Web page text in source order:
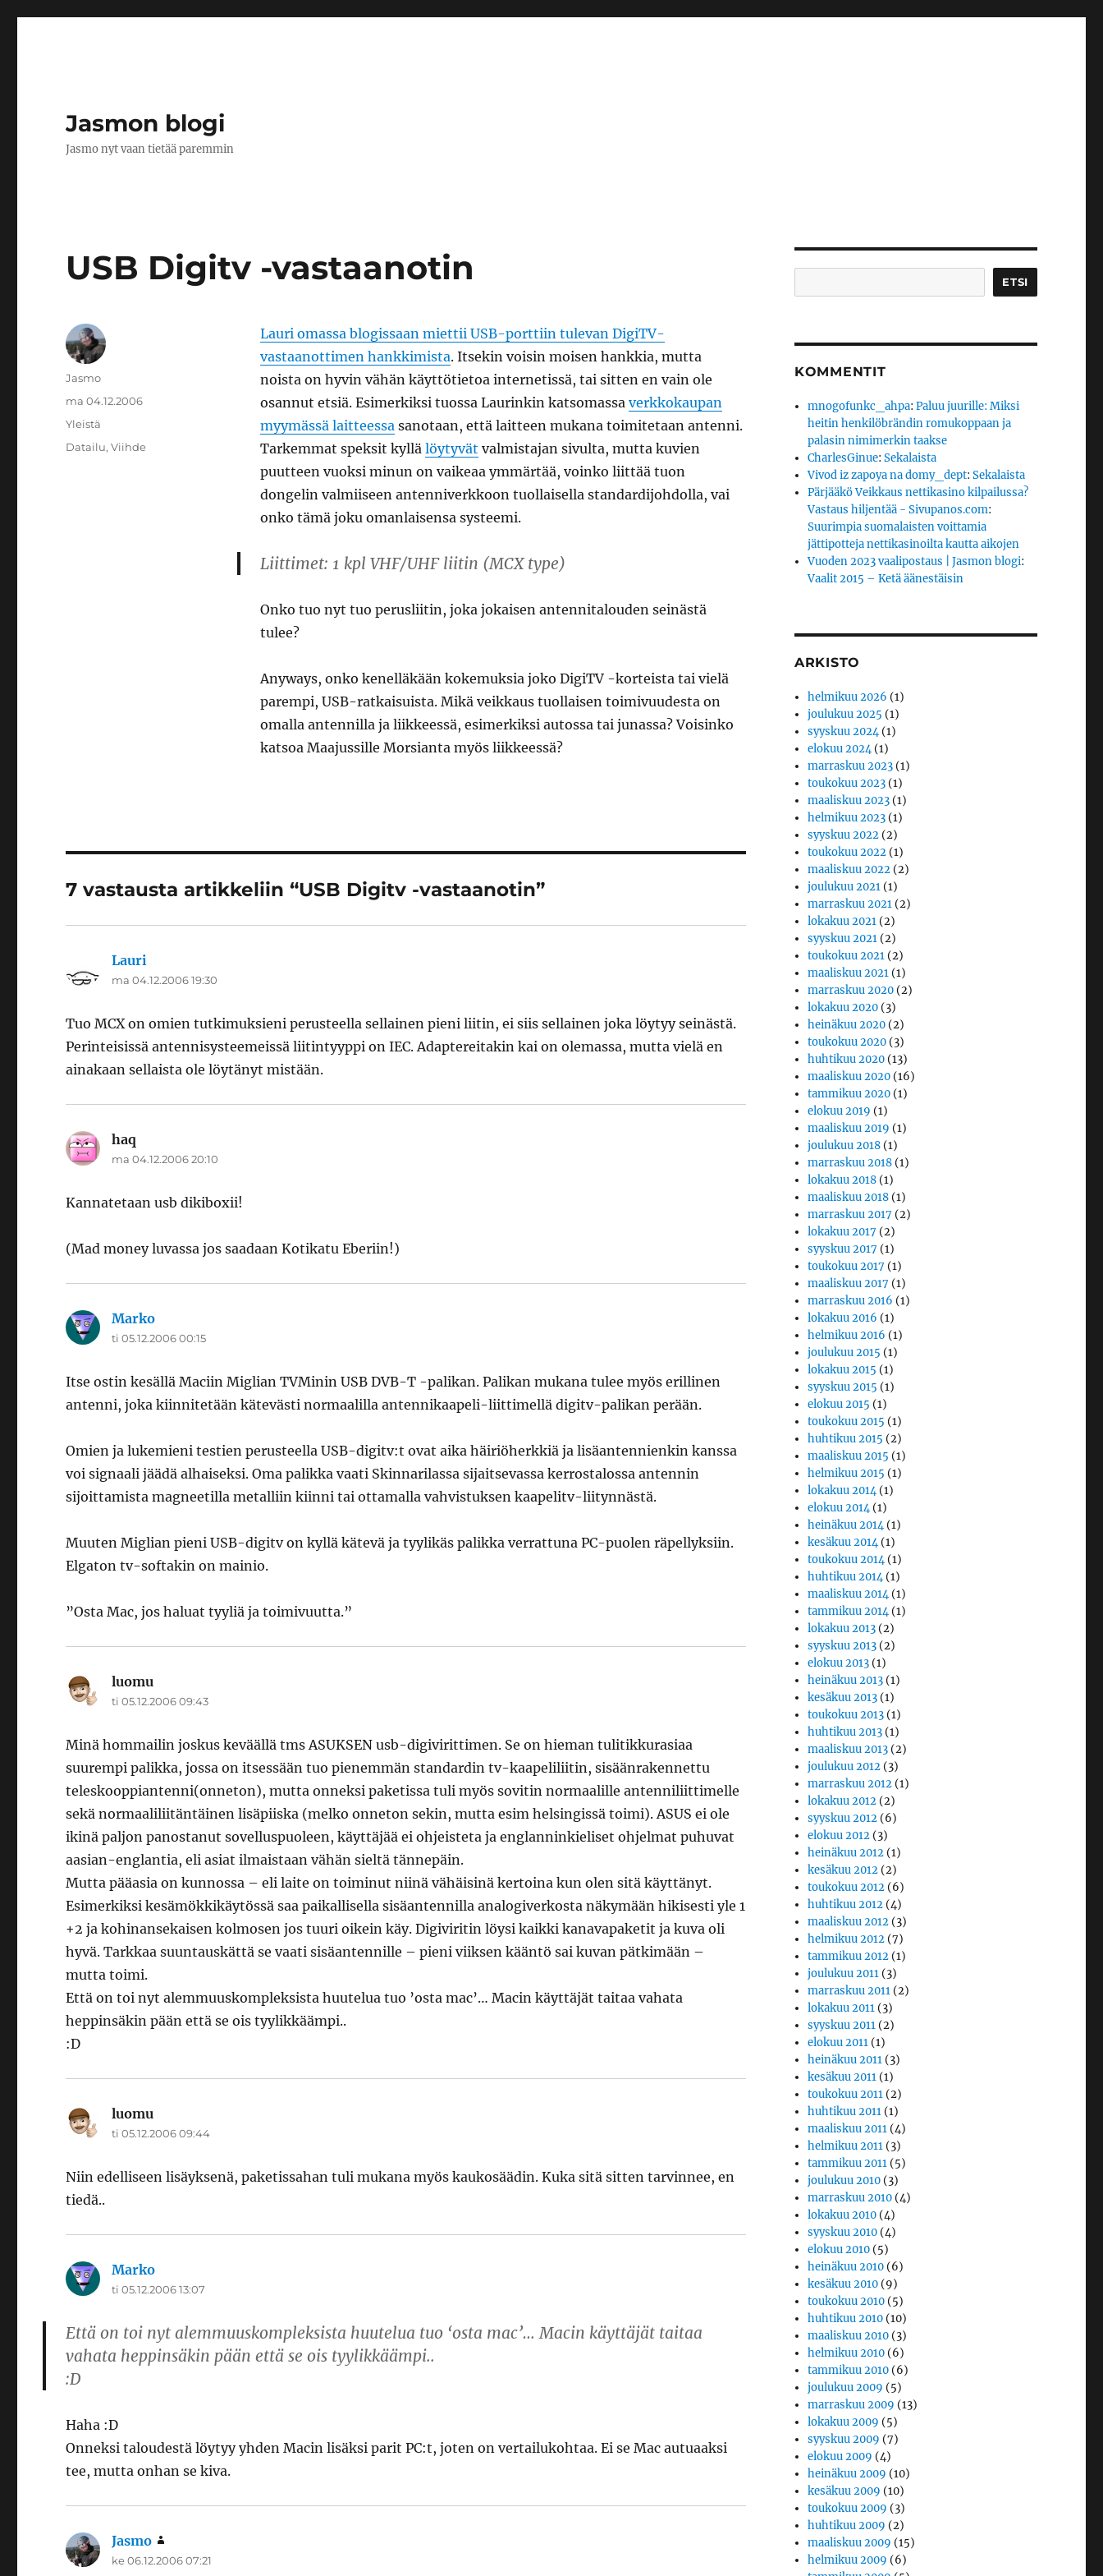
Jasmon blogi
Jasmo nyt vaan tietää paremmin
USB Digitv -vastaanotin
Lauri omassa blogissaan miettii USB-porttiin tulevan DigiTV-
vastaanottimen hankkimista. Itsekin voisin moisen hankkia, mutta
noista on hyvin vähän käyttötietoa internetissä, tai sitten en vain ole
osannut etsiä. Esimerkiksi tuossa Laurinkin katsomassa verkkokaupan
myymässä laitteessasanotaan, että laitteen mukana toimitetaan antenni.
Tarkemmat speksit kyllä löytyvät valmistajan sivulta, mutta kuvien
puutteen vuoksi minun on vaikeaa ymmärtää, voinko liittää tuon
dongelin valmiiseen antenniverkkoon tuollaisella standardijohdolla, vai
onko tämä joku omanlaisensa systeemi.
Liittimet: 1 kpl VHF/UHF liitin (MCX type)
Onko tuo nyt tuo perusliitin, joka jokaisen antennitalouden seinästä
tulee?
Anyways, onko kenelläkään kokemuksia joko DigiTV -korteista tai vielä
parempi, USB-ratkaisuista. Mikä veikkaus tuollaisen toimivuudesta on
omalla antennilla ja liikkeessä, esimerkiksi autossa tai junassa? Voisinko
katsoa Maajussille Morsianta myös liikkeessä?
Kirjoittaja
Jasmo
Julkaistu
ma 04.12.2006
Kategoriat
Yleistä
Avainsanat
Datailu,Viihde
7 vastausta artikkeliin “USB Digitv -vastaanotin”
Lauri
ma 04.12.2006 19:30
Tuo MCX on omien tutkimuksieni perusteella sellainen pieni liitin, ei siis sellainen joka löytyy seinästä.
Perinteisissä antennisysteemeissä liitintyyppi on IEC. Adaptereitakin kai on olemassa, mutta vielä en
ainakaan sellaista ole löytänyt mistään.
haq
ma 04.12.2006 20:10
Kannatetaan usb dikiboxii!
(Mad money luvassa jos saadaan Kotikatu Eberiin!)
Marko
ti 05.12.2006 00:15
Itse ostin kesällä Maciin Miglian TVMinin USB DVB-T -palikan. Palikan mukana tulee myös erillinen
antenni, joka kiinnitetään kätevästi normaalilla antennikaapeli-liittimellä digitv-palikan perään.
Omien ja lukemieni testien perusteella USB-digitv:t ovat aika häiriöherkkiä ja lisäantennienkin kanssa
voi signaali jäädä alhaiseksi. Oma palikka vaati Skinnarilassa sijaitsevassa kerrostalossa antennin
sijoittamista magneetilla metalliin kiinni tai ottamalla vahvistuksen kaapelitv-liitynnästä.
Muuten Miglian pieni USB-digitv on kyllä kätevä ja tyylikäs palikka verrattuna PC-puolen räpellyksiin.
Elgaton tv-softakin on mainio.
”Osta Mac, jos haluat tyyliä ja toimivuutta.”
luomu
ti 05.12.2006 09:43
Minä hommailin joskus keväällä tms ASUKSEN usb-digivirittimen. Se on hieman tulitikkurasiaa
suurempi palikka, jossa on itsessään tuo pienemmän standardin tv-kaapeliliitin, sisäänrakennettu
teleskooppiantenni(onneton), mutta onneksi paketissa tuli myös sovitin normaalille antenniliittimelle
sekä normaaliliitäntäinen lisäpiiska (melko onneton sekin, mutta esim helsingissä toimi). ASUS ei ole
ikinä paljon panostanut sovelluspuoleen, käyttäjää ei ohjeisteta ja englanninkieliset ohjelmat puhuvat
aasian-englantia, eli asiat ilmaistaan vähän sieltä tännepäin.
Mutta pääasia on kunnossa – eli laite on toiminut niinä vähäisinä kertoina kun olen sitä käyttänyt.
Esimerkiksi kesämökkikäytössä saa paikallisella sisäantennilla analogiverkosta näkymään hikisesti yle 1
+2 ja kohinansekaisen kolmosen jos tuuri oikein käy. Digiviritin löysi kaikki kanavapaketit ja kuva oli
hyvä. Tarkkaa suuntauskättä se vaati sisäantennille – pieni viiksen kääntö sai kuvan pätkimään –
mutta toimi.
Että on toi nyt alemmuuskompleksista huutelua tuo ’osta mac’… Macin käyttäjät taitaa vahata
heppinsäkin pään että se ois tyylikkäämpi..
:D
luomu
ti 05.12.2006 09:44
Niin edelliseen lisäyksenä, paketissahan tuli mukana myös kaukosäädin. Kuka sitä sitten tarvinnee, en
tiedä..
Marko
ti 05.12.2006 13:07
Että on toi nyt alemmuuskompleksista huutelua tuo ‘osta mac’… Macin käyttäjät taitaa
vahata heppinsäkin pään että se ois tyylikkäämpi..
:D
Haha :D
Onneksi taloudestä löytyy yhden Macin lisäksi parit PC:t, joten on vertailukohtaa. Ei se Mac autuaaksi
tee, mutta onhan se kiva.
Jasmo
ke 06.12.2006 07:21
ETSI
KOMMENTIT
mnogofunkc_ahpa:Paluu juurille: Miksi
heitin henkilöbrändin romukoppaan ja
palasin nimimerkin taakse
CharlesGinue:Sekalaista
Vivod iz zapoya na domy_dept:Sekalaista
Pärjääkö Veikkaus nettikasino kilpailussa?
Vastaus hiljentää - Sivupanos.com:
Suurimpia suomalaisten voittamia
jättipotteja nettikasinoilta kautta aikojen
Vuoden 2023 vaalipostaus | Jasmon blogi:
Vaalit 2015 – Ketä äänestäisin
ARKISTO
helmikuu 2026 (1)
joulukuu 2025 (1)
syyskuu 2024(1)
elokuu 2024(1)
marraskuu 2023 (1)
toukokuu 2023 (1)
maaliskuu 2023 (1)
helmikuu 2023 (1)
syyskuu 2022 (2)
toukokuu 2022 (1)
maaliskuu 2022 (2)
joulukuu 2021 (1)
marraskuu 2021 (2)
lokakuu 2021 (2)
syyskuu 2021 (2)
toukokuu 2021 (2)
maaliskuu 2021 (1)
marraskuu 2020 (2)
lokakuu 2020 (3)
heinäkuu 2020 (2)
toukokuu 2020 (3)
huhtikuu 2020 (13)
maaliskuu 2020 (16)
tammikuu 2020 (1)
elokuu 2019 (1)
maaliskuu 2019 (1)
joulukuu 2018 (1)
marraskuu 2018 (1)
lokakuu 2018 (1)
maaliskuu 2018 (1)
marraskuu 2017 (2)
lokakuu 2017 (2)
syyskuu 2017 (1)
toukokuu 2017 (1)
maaliskuu 2017 (1)
marraskuu 2016 (1)
lokakuu 2016 (1)
helmikuu 2016 (1)
joulukuu 2015 (1)
lokakuu 2015 (1)
syyskuu 2015 (1)
elokuu 2015 (1)
toukokuu 2015 (1)
huhtikuu 2015 (2)
maaliskuu 2015 (1)
helmikuu 2015 (1)
lokakuu 2014(1)
elokuu 2014(1)
heinäkuu 2014(1)
kesäkuu 2014(1)
toukokuu 2014(1)
huhtikuu 2014(1)
maaliskuu 2014(1)
tammikuu 2014(1)
lokakuu 2013 (2)
syyskuu 2013 (2)
elokuu 2013 (1)
heinäkuu 2013 (1)
kesäkuu 2013 (1)
toukokuu 2013 (1)
huhtikuu 2013 (1)
maaliskuu 2013 (2)
joulukuu 2012 (3)
marraskuu 2012 (1)
lokakuu 2012 (2)
syyskuu 2012 (6)
elokuu 2012 (3)
heinäkuu 2012 (1)
kesäkuu 2012 (2)
toukokuu 2012 (6)
huhtikuu 2012 (4)
maaliskuu 2012 (3)
helmikuu 2012 (7)
tammikuu 2012 (1)
joulukuu 2011 (3)
marraskuu 2011 (2)
lokakuu 2011 (3)
syyskuu 2011 (2)
elokuu 2011 (1)
heinäkuu 2011 (3)
kesäkuu 2011 (1)
toukokuu 2011 (2)
huhtikuu 2011 (1)
maaliskuu 2011 (4)
helmikuu 2011 (3)
tammikuu 2011 (5)
joulukuu 2010 (3)
marraskuu 2010 (4)
lokakuu 2010 (4)
syyskuu 2010 (4)
elokuu 2010 (5)
heinäkuu 2010 (6)
kesäkuu 2010 (9)
toukokuu 2010 (5)
huhtikuu 2010 (10)
maaliskuu 2010 (3)
helmikuu 2010 (6)
tammikuu 2010 (6)
joulukuu 2009 (5)
marraskuu 2009 (13)
lokakuu 2009 (5)
syyskuu 2009 (7)
elokuu 2009 (4)
heinäkuu 2009 (10)
kesäkuu 2009 (10)
toukokuu 2009 (3)
huhtikuu 2009 (2)
maaliskuu 2009 (15)
helmikuu 2009 (6)